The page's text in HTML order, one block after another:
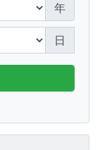
年
日